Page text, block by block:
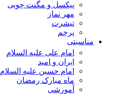
پیکسل و مگنت چوبی
مهر نماز
تیشرت
پرچم
مناسبتی
امام علی علیه السلام
ایران و امید
امام حسین علیه السلام
ماه مبارک رمضان
آموزشی